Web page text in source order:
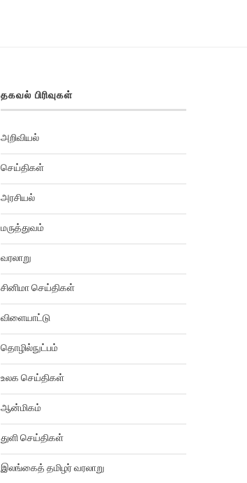
தகவல் பிரிவுகள்
அறிவியல்
செய்திகள்
அரசியல்
மருத்துவம்
வரலாறு
சினிமா செய்திகள்
விளையாட்டு
தொழில்நுட்பம்
உலக செய்திகள்
ஆன்மிகம்
துளி செய்திகள்
இலங்கைத் தமிழர் வரலாறு